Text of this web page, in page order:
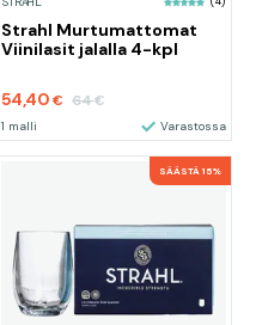
Strahl Murtumattomat
Viinilasit jalalla 4-kpl
54,40 € 64€
1 malli Varastossa
SÄÄSTÄ 15%